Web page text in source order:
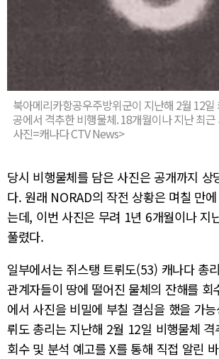
북아메리카항공우주방위군이 지난해 2월 12일
공에서 격추한 비행물체. 18개월이나 지난 최
사진=캐나다 CTV News>
당시 비행물체를 담은 사진은 공개까지 상
다. 원래 NORAD의 작전 상황은 며칠 만
는데, 이번 사진은 무려 1년 6개월이나 지
풀렸다.
일부에서는 쥐스탱 트뤼도(53) 캐나다 총
관계자들이 땅에 떨어진 물체의 잔해를 회
에서 사진을 비밀에 부칠 결심을 했을 가
뤼도 총리는 지난해 2월 12일 비행물체 격
회수 및 분석 예고를 X를 통해 직접 알린